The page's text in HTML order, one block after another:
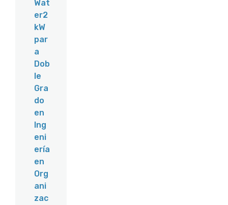
Wat
er2
kW
par
a
Dob
le
Gra
do
en
Ing
eni
ería
en
Org
ani
zac